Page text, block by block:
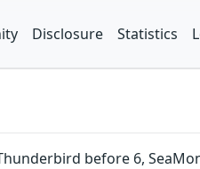
Disclosure Statistics
before 6,